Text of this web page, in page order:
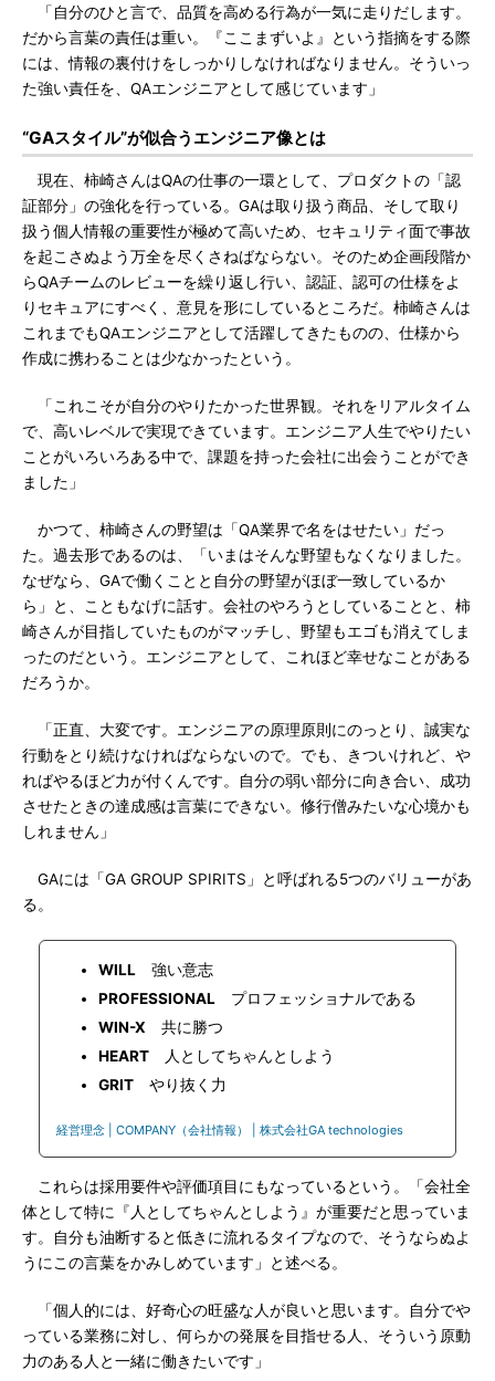
「自分のひと言で、品質を高める行為が一気に走りだします。
だから言葉の責任は重い。『ここまずいよ』という指摘をする際
には、情報の裏付けをしっかりしなければなりません。そういっ
た強い責任を、QAエンジニアとして感じています」
“GAスタイル”が似合うエンジニア像とは
現在、柿崎さんはQAの仕事の一環として、プロダクトの「認
証部分」の強化を行っている。GAは取り扱う商品、そして取り
扱う個人情報の重要性が極めて高いため、セキュリティ面で事故
を起こさぬよう万全を尽くさねばならない。そのため企画段階か
らQAチームのレビューを繰り返し行い、認証、認可の仕様をよ
りセキュアにすべく、意見を形にしているところだ。柿崎さんは
これまでもQAエンジニアとして活躍してきたものの、仕様から
作成に携わることは少なかったという。
「これこそが自分のやりたかった世界観。それをリアルタイム
で、高いレベルで実現できています。エンジニア人生でやりたい
ことがいろいろある中で、課題を持った会社に出会うことができ
ました」
かつて、柿崎さんの野望は「QA業界で名をはせたい」だっ
た。過去形であるのは、「いまはそんな野望もなくなりました。
なぜなら、GAで働くことと自分の野望がほぼ一致しているか
ら」と、こともなげに話す。会社のやろうとしていることと、柿
崎さんが目指していたものがマッチし、野望もエゴも消えてしま
ったのだという。エンジニアとして、これほど幸せなことがある
だろうか。
「正直、大変です。エンジニアの原理原則にのっとり、誠実な
行動をとり続けなければならないので。でも、きついけれど、や
ればやるほど力が付くんです。自分の弱い部分に向き合い、成功
させたときの達成感は言葉にできない。修行僧みたいな心境かも
しれません」
GAには「GA GROUP SPIRITS」と呼ばれる5つのバリューがあ
る。
WILL 強い意志
PROFESSIONAL プロフェッショナルである
WIN-X 共に勝つ
HEART 人としてちゃんとしよう
GRIT やり抜く力
経営理念 | COMPANY（会社情報） | 株式会社GA technologies
これらは採用要件や評価項目にもなっているという。「会社全
体として特に『人としてちゃんとしよう』が重要だと思っていま
す。自分も油断すると低きに流れるタイプなので、そうならぬよ
うにこの言葉をかみしめています」と述べる。
「個人的には、好奇心の旺盛な人が良いと思います。自分でや
っている業務に対し、何らかの発展を目指せる人、そういう原動
力のある人と一緒に働きたいです」